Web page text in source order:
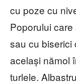
cu poze cu
Poporului
sau cu biserici
același nămol
turlele.